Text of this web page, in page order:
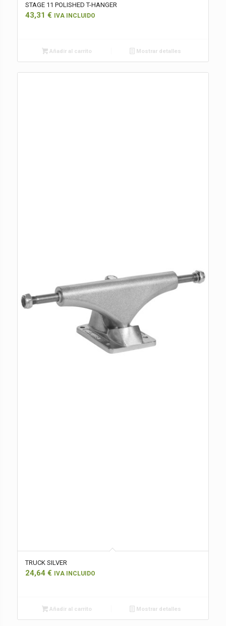
STAGE 11 POLISHED T-HANGER
43,31 € IVA INCLUIDO
Añadir al carrito Mostrar detalles
TRUCK SILVER
24,64 € IVA INCLUIDO
Añadir al carrito Mostrar detalles